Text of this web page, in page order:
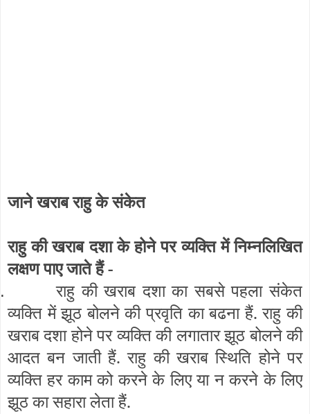
जाने खराब राहु के संकेत
राहु की खराब दशा के होने पर व्यक्ति में निम्नलिखित
लक्षण पाए जाते हैं -
राहु की खराब दशा का सबसे पहला संकेत
व्यक्ति में झूठ बोलने की प्रवृति का बढना हैं. राहु की
खराब दशा होने पर व्यक्ति की लगातार झूठ बोलने की
आदत बन जाती हैं. राहु की खराब स्थिति होने पर
व्यक्ति हर काम को करने के लिए या न करने के लिए
झूठ का सहारा लेता हैं.